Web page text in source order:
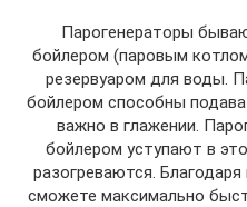
Парогенераторы
бойлером (паровым
резервуаром для воды.
бойлером способны
важно в глажении.
бойлером уступают в
разогреваются.
сможете максимально